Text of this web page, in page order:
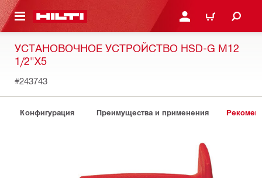
КОНТЕНТУ ВОЙДИТЕ В СВОЮ
КОРЗИНА
УСТАНОВОЧНОЕ УСТРОЙСТВО HSD-G M12
1/2"X5
#243743
Конфигурация Преимущества и применения